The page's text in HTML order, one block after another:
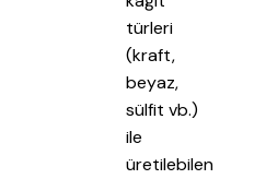
türleri
(kraft,
beyaz,
sülfit vb.)
ile
üretilebilen